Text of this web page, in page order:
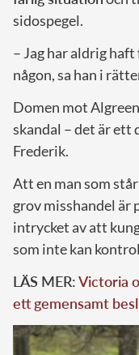
sidospegel.
– Jag har aldrig
någon, sa han i
Domen mot
skandal – det är ett
Frederik.
Att en man som
grov misshandel är
intrycket av att
som inte kan
LÄS MER:Victoria
ett gemensamt